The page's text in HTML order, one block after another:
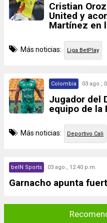
Cristian
United y
Martínez en
Más noticias: Liga BetPlay
Colombia 03 ago.,
Jugador del
equipo de la
Más noticias: Deportivo Cali
beIN Sports 03 ago., 12:40 p.m.
Garnacho apunta